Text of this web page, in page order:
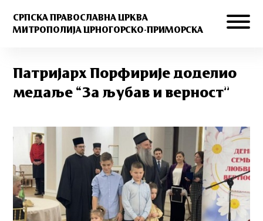
СРПСКА ПРАВОСЛАВНА ЦРКВА
МИТРОПОЛИЈА ЦРНОГОРСКО-ПРИМОРСКА
Патријарх Порфирије доделио
медаље “За љубав и верност”